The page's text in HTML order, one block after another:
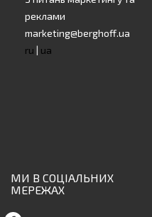
реклами
marketing@berghoff.ua
ru | ua
МИ В СОЦІАЛЬНИХ
МЕРЕЖАХ